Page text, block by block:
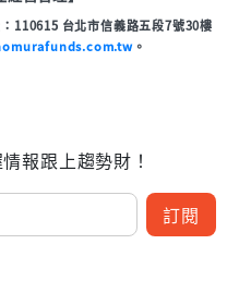
110615 台北市信義路五段7號30樓
。
報跟上趨勢財！
訂閱